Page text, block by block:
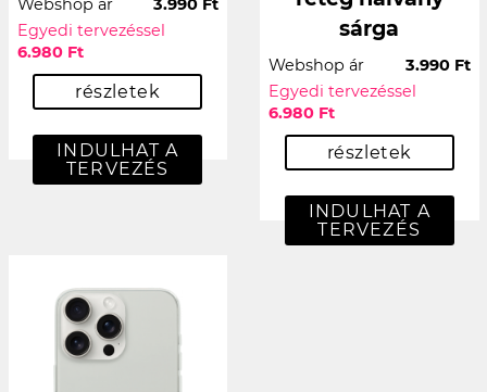
Egyedi tervezéssel
6.980 Ft
részletek
INDULHAT A
TERVEZÉS
sárga
Webshop ár
3.990 Ft
Egyedi tervezéssel
6.980 Ft
részletek
INDULHAT A
TERVEZÉS